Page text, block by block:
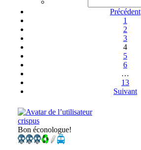
Précédent
1
2
3
4
5
6
…
13
Suivant
crispus
Bon éconologue!